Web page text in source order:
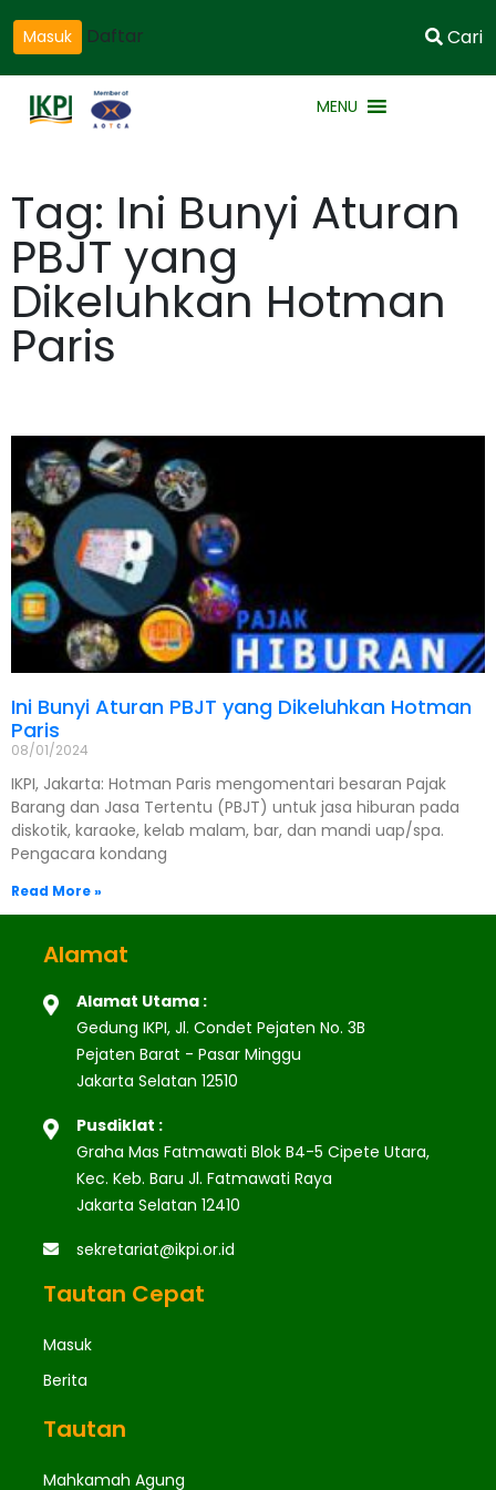
Masuk Daftar Cari
MENU
Tag: Ini Bunyi Aturan
PBJT yang
Dikeluhkan Hotman
Paris
Ini Bunyi Aturan PBJT yang Dikeluhkan Hotman
Paris
08/01/2024
IKPI, Jakarta: Hotman Paris mengomentari besaran Pajak
Barang dan Jasa Tertentu (PBJT) untuk jasa hiburan pada
diskotik, karaoke, kelab malam, bar, dan mandi uap/spa.
Pengacara kondang
Read More »
Alamat
Alamat Utama :
Gedung IKPI, Jl. Condet Pejaten No. 3B
Pejaten Barat - Pasar Minggu
Jakarta Selatan 12510
Pusdiklat :
Graha Mas Fatmawati Blok B4-5 Cipete Utara,
Kec. Keb. Baru Jl. Fatmawati Raya
Jakarta Selatan 12410
sekretariat@ikpi.or.id
Tautan Cepat
Masuk
Berita
Tautan
Mahkamah Agung